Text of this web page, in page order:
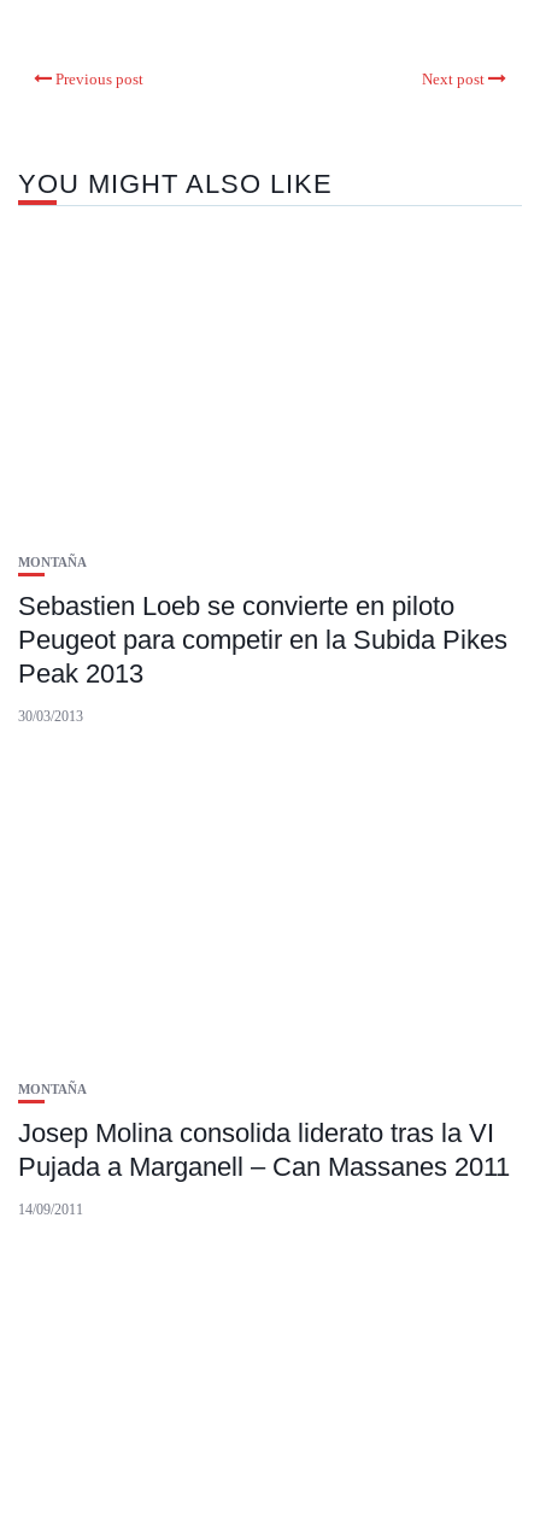
Previous post Next post
YOU MIGHT ALSO LIKE
MONTAÑA
Sebastien Loeb se convierte en piloto
Peugeot para competir en la Subida Pikes
Peak 2013
30/03/2013
MONTAÑA
Josep Molina consolida liderato tras la VI
Pujada a Marganell – Can Massanes 2011
14/09/2011